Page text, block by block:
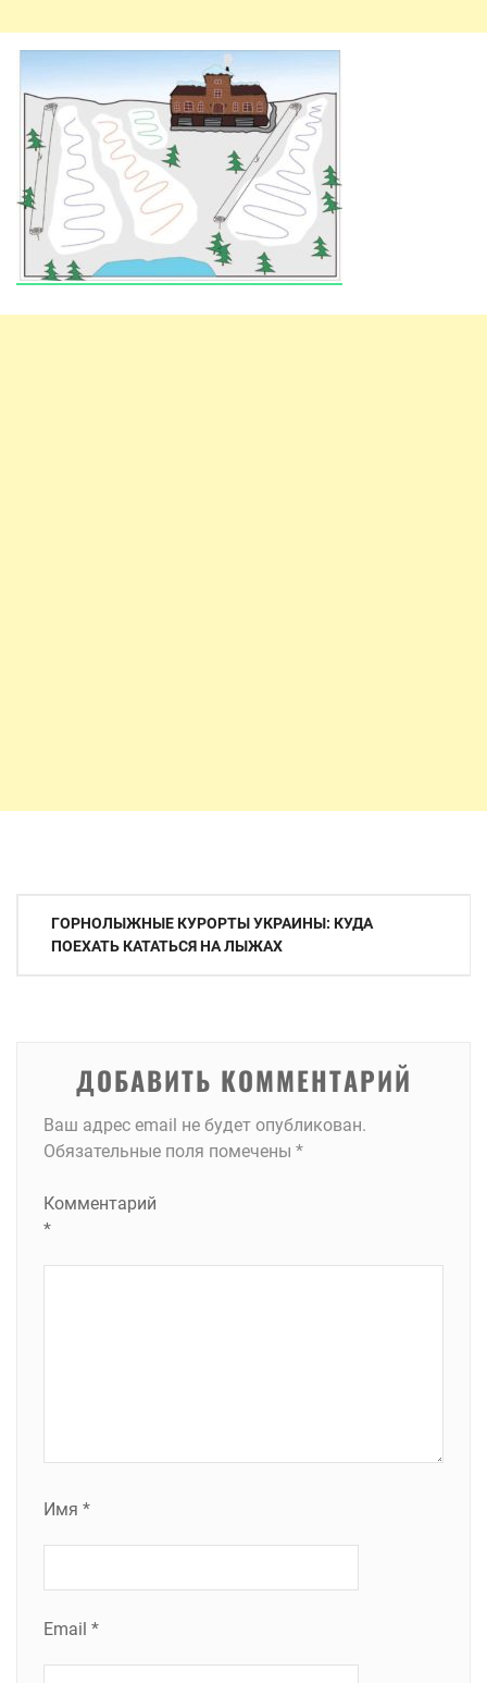
Навигация
ГОРНОЛЫЖНЫЕ КУРОРТЫ УКРАИНЫ: КУДА
ПОЕХАТЬ КАТАТЬСЯ НА ЛЫЖАХ
ДОБАВИТЬ КОММЕНТАРИЙ
Ваш адрес email не будет опубликован.
Обязательные поля помечены *
Комментарий
*
Имя *
Email *